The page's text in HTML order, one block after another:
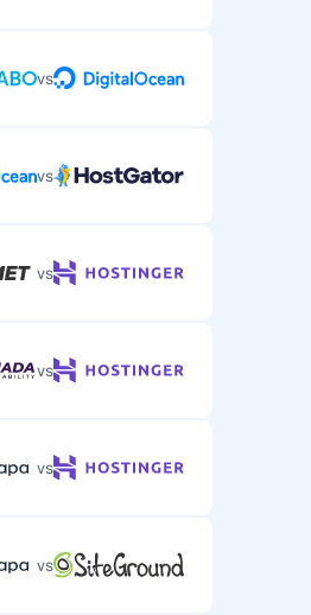
komplekse WordPress-
vs
vs
vs
vs
vs
vs